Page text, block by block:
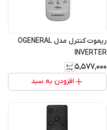
ریموت کنترل مدل OGENERAL
INVERTER
۵٬۵۷۷٬۰۰۰
افزودن به سبد